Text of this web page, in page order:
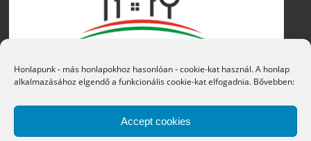
Honlapunk - más honlapokhoz hasonlóan - cookie-kat használ. A honlap
alkalmazásához elgendő a funkcionális cookie-kat elfogadnia. Bővebben:
Accept cookies